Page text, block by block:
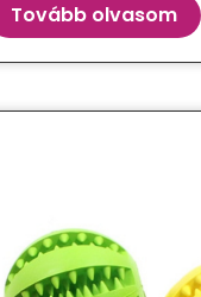
Tovább olvasom